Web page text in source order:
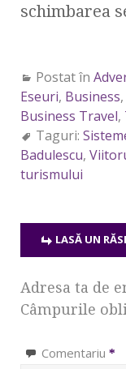
schimbarea
Postat în
Eseuri, Business,
Business Travel,
Taguri:
Badulescu,
turismului
LASĂ UN
Adresa ta de
Câmpurile
Comentariu *